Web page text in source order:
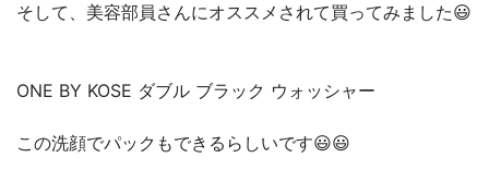
そして、美容部員さんにオススメされて買ってみました😃
ONE BY KOSE ダブル ブラック ウォッシャー
この洗顔でパックもできるらしいです😃😃